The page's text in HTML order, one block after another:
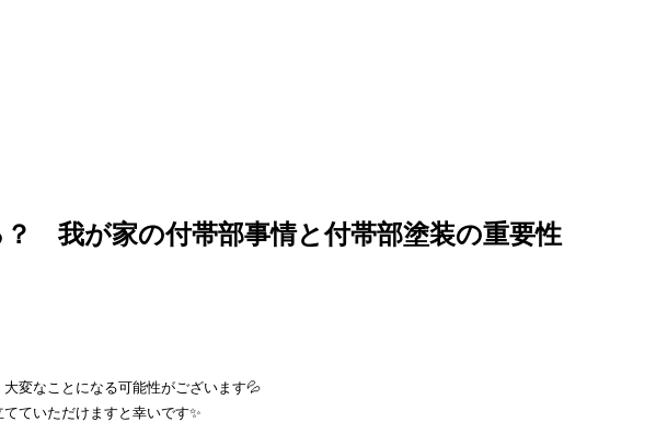
我が家の付帯部事情と付帯部塗装の重要性
変なことになる可能性がございます💦
ていただけますと幸いです✨